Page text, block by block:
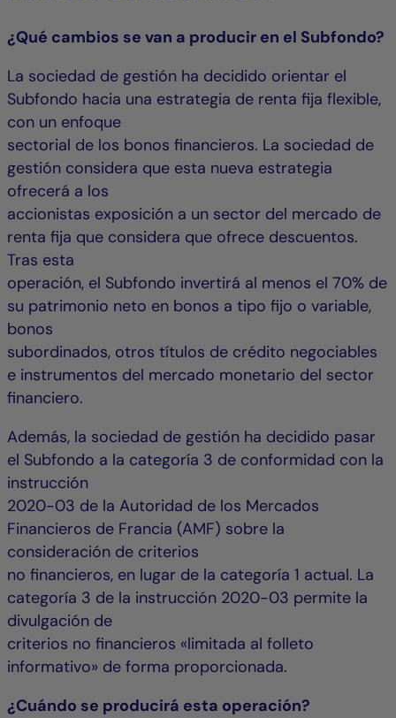
¿Qué cambios se van a producir en el Subfondo?
La sociedad de gestión ha decidido orientar el
Subfondo hacia una estrategia de renta fija flexible,
con un enfoque
sectorial de los bonos financieros. La sociedad de
gestión considera que esta nueva estrategia
ofrecerá a los
accionistas exposición a un sector del mercado de
renta fija que considera que ofrece descuentos.
Tras esta
operación, el Subfondo invertirá al menos el 70% de
su patrimonio neto en bonos a tipo fijo o variable,
bonos
subordinados, otros títulos de crédito negociables
e instrumentos del mercado monetario del sector
financiero.
Además, la sociedad de gestión ha decidido pasar
el Subfondo a la categoría 3 de conformidad con la
instrucción
2020-03 de la Autoridad de los Mercados
Financieros de Francia (AMF) sobre la
consideración de criterios
no financieros, en lugar de la categoría 1 actual. La
categoría 3 de la instrucción 2020-03 permite la
divulgación de
criterios no financieros «limitada al folleto
informativo» de forma proporcionada.
¿Cuándo se producirá esta operación?